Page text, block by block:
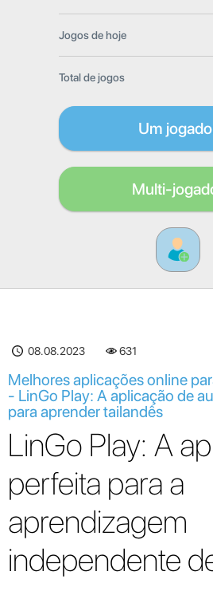
Jogos de hoje
Total de jogos
Um
Multi-
08.08.2023 631
Melhores aplicações online
- LinGo Play: A aplicação de
para aprender tailandês
LinGo Play: A
perfeita para a
aprendizagem
independente